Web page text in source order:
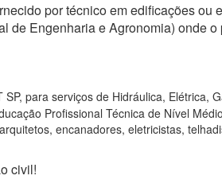
por técnico em edificações ou
de Engenharia e Agronomia) onde
para serviços de Hidráulica, Elétrica,
Profissional Técnica de Nível
encanadores, eletricistas,
civil!